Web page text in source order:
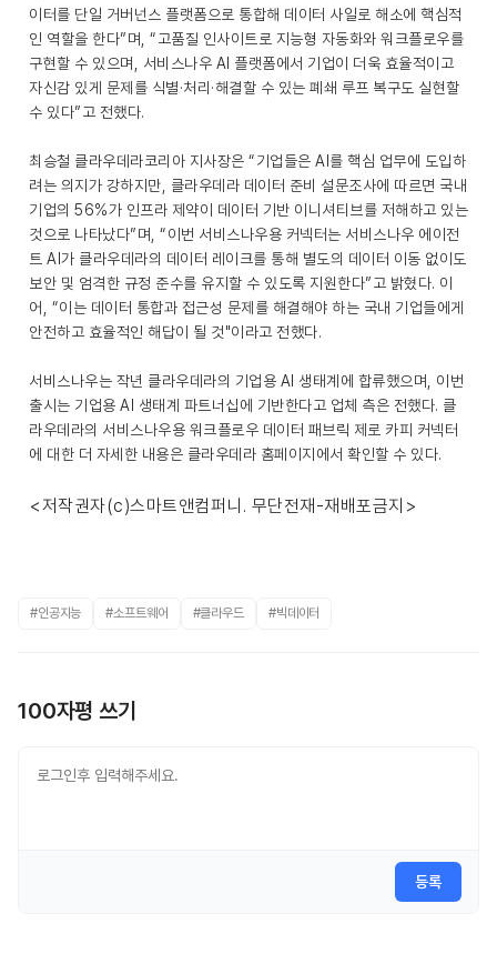
이터를 단일 거버넌스 플랫폼으로 통합해 데이터 사일로 해소에 핵심적
인 역할을 한다”며, “고품질 인사이트로 지능형 자동화와 워크플로우를
구현할 수 있으며, 서비스나우 AI 플랫폼에서 기업이 더욱 효율적이고
자신감 있게 문제를 식별·처리·해결할 수 있는 폐쇄 루프 복구도 실현할
수 있다”고 전했다.
최승철 클라우데라코리아 지사장은 “기업들은 AI를 핵심 업무에 도입하
려는 의지가 강하지만, 클라우데라 데이터 준비 설문조사에 따르면 국내
기업의 56%가 인프라 제약이 데이터 기반 이니셔티브를 저해하고 있는
것으로 나타났다”며, “이번 서비스나우용 커넥터는 서비스나우 에이전
트 AI가 클라우데라의 데이터 레이크를 통해 별도의 데이터 이동 없이도
보안 및 엄격한 규정 준수를 유지할 수 있도록 지원한다”고 밝혔다. 이
어, “이는 데이터 통합과 접근성 문제를 해결해야 하는 국내 기업들에게
안전하고 효율적인 해답이 될 것"이라고 전했다.
서비스나우는 작년 클라우데라의 기업용 AI 생태계에 합류했으며, 이번
출시는 기업용 AI 생태계 파트너십에 기반한다고 업체 측은 전했다. 클
라우데라의 서비스나우용 워크플로우 데이터 패브릭 제로 카피 커넥터
에 대한 더 자세한 내용은 클라우데라 홈페이지에서 확인할 수 있다.
<저작권자(c)스마트앤컴퍼니. 무단전재-재배포금지>
#인공지능 #소프트웨어 #클라우드 #빅데이터
100자평 쓰기
등록